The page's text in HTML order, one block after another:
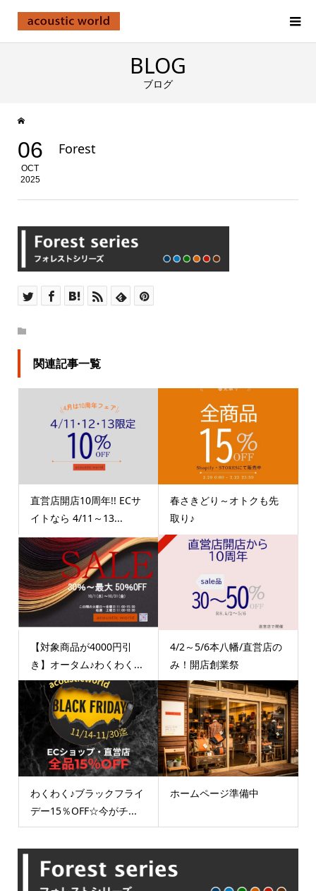
BLOG
ブログ
06
OCT
2025
Forest
関連記事一覧
直営店開店10周年!! ECサ
イトなら 4/11～13...
春さきどり～オトクも先
取り♪
【対象商品が4000円引
き】オータム♪わくわく...
4/2～5/6本八幡/直営店の
み！開店創業祭
わくわく♪ブラックフライ
デー15％OFF☆今がチ...
ホームページ準備中